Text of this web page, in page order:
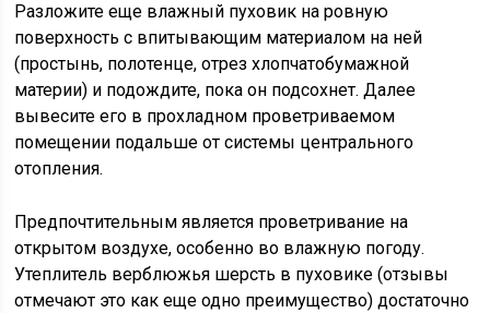
Разложите еще влажный пуховик на ровную
поверхность с впитывающим материалом на ней
(простынь, полотенце, отрез хлопчатобумажной
материи) и подождите, пока он подсохнет. Далее
вывесите его в прохладном проветриваемом
помещении подальше от системы центрального
отопления.
Предпочтительным является проветривание на
открытом воздухе, особенно во влажную погоду.
Утеплитель верблюжья шерсть в пуховике (отзывы
отмечают это как еще одно преимущество) достаточно